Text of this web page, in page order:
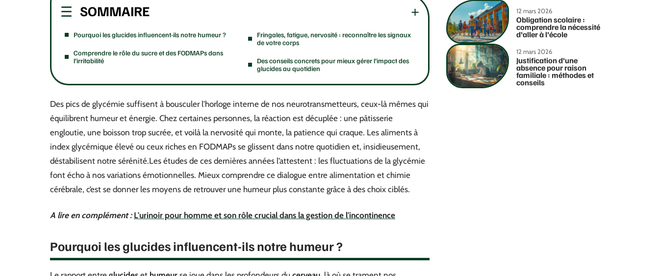
SOMMAIRE
Pourquoi les glucides influencent-ils notre humeur ?
Comprendre le rôle du sucre et des FODMAPs dans
l’irritabilité
Fringales, fatigue, nervosité : reconnaître les signaux
de votre corps
Des conseils concrets pour mieux gérer l’impact des
glucides au quotidien
Des pics de glycémie suffisent à bousculer l’horloge interne de nos neurotransmetteurs, ceux-là mêmes qui
équilibrent humeur et énergie. Chez certaines personnes, la réaction est décuplée : une pâtisserie
engloutie, une boisson trop sucrée, et voilà la nervosité qui monte, la patience qui craque. Les aliments à
index glycémique élevé ou ceux riches en FODMAPs se glissent dans notre quotidien et, insidieusement,
déstabilisent notre sérénité.Les études de ces dernières années l’attestent : les fluctuations de la glycémie
font écho à nos variations émotionnelles. Mieux comprendre ce dialogue entre alimentation et chimie
cérébrale, c’est se donner les moyens de retrouver une humeur plus constante grâce à des choix ciblés.
A lire en complément : L'urinoir pour homme et son rôle crucial dans la gestion de l'incontinence
Pourquoi les glucides influencent-ils notre humeur ?
12 mars 2026
Obligation scolaire :
comprendre la nécessité
d’aller à l’école
12 mars 2026
Justification d’une
absence pour raison
familiale : méthodes et
conseils